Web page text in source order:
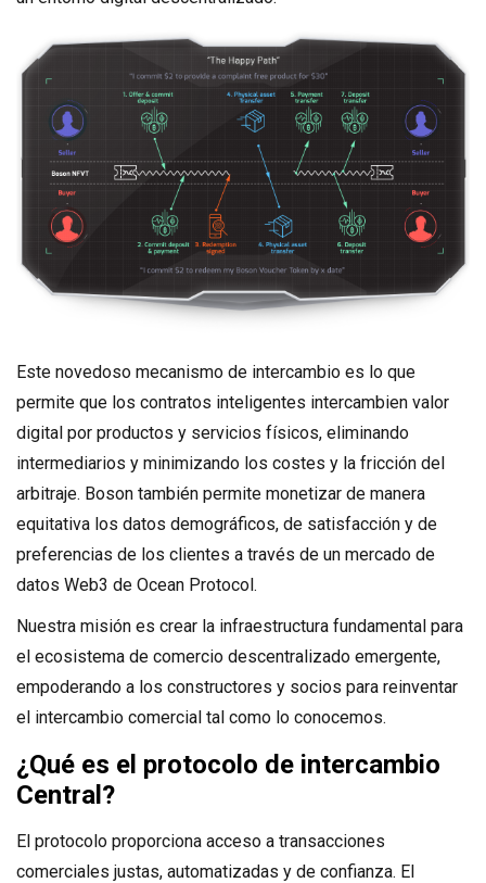
Este novedoso mecanismo de intercambio es lo que
permite que los contratos inteligentes intercambien valor
digital por productos y servicios físicos, eliminando
intermediarios y minimizando los costes y la fricción del
arbitraje. Boson también permite monetizar de manera
equitativa los datos demográficos, de satisfacción y de
preferencias de los clientes a través de un mercado de
datos Web3 de Ocean Protocol.
Nuestra misión es crear la infraestructura fundamental para
el ecosistema de comercio descentralizado emergente,
empoderando a los constructores y socios para reinventar
el intercambio comercial tal como lo conocemos.
¿Qué es el protocolo de intercambio
Central?
El protocolo proporciona acceso a transacciones
comerciales justas, automatizadas y de confianza. El